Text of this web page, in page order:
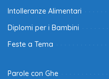
Intolleranze Alimentari
Diplomi per i Bambini
Feste a Tema
Parole con Ghe